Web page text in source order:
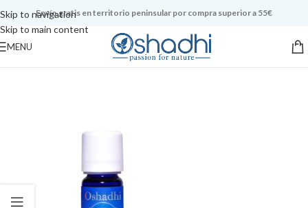
Skip to navigation
Skip to main content
Envío gratis en territorio peninsular por compra superior a 55€
MENU